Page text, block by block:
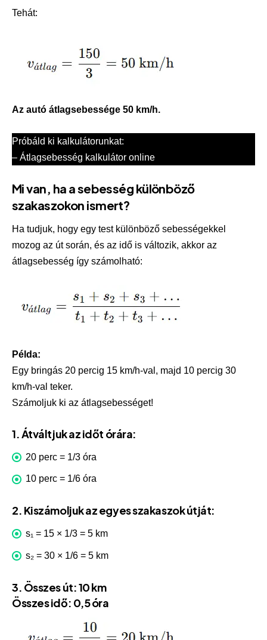
Tehát:
Az autó átlagsebessége 50 km/h.
Próbáld ki kalkulátorunkat:
– Átlagsebesség kalkulátor online
Mi van, ha a sebesség különböző
szakaszokon ismert?
Ha tudjuk, hogy egy test különböző sebességekkel
mozog az út során, és az idő is változik, akkor az
átlagsebesség így számolható:
Példa:
Egy bringás 20 percig 15 km/h-val, majd 10 percig 30
km/h-val teker.
Számoljuk ki az átlagsebességet!
1. Átváltjuk az időt órára:
20 perc = 1/3 óra
10 perc = 1/6 óra
2. Kiszámoljuk az egyes szakaszok útját:
s₁ = 15 × 1/3 = 5 km
s₂ = 30 × 1/6 = 5 km
3. Összes út: 10 km
Összes idő: 0,5 óra